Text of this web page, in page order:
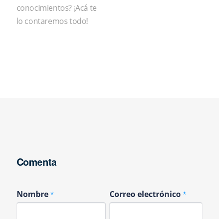
conocimientos? ¡Acá te
lo contaremos todo!
Comenta
Nombre * Correo electrónico *